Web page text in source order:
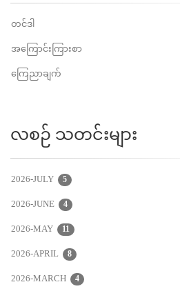
တင်ဒါ
အကြောင်းကြားစာ
ကြေညာချက်
လစဉ် သတင်းများ
2026-JULY 5
2026-JUNE 4
2026-MAY 11
2026-APRIL 8
2026-MARCH 4